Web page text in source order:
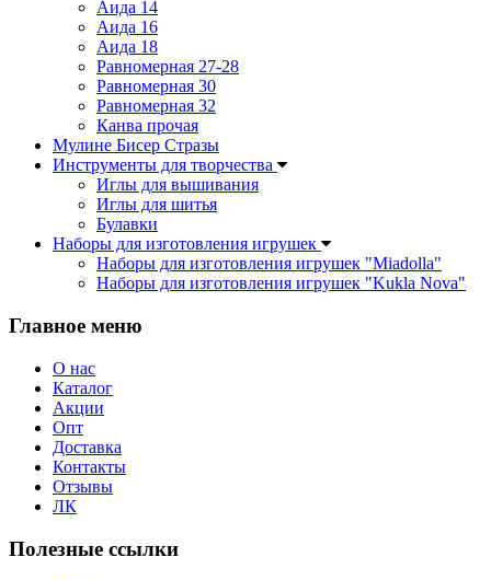
Аида 14
Аида 16
Аида 18
Равномерная 27-28
Равномерная 30
Равномерная 32
Канва прочая
Мулине Бисер Стразы
Инструменты для творчества
Иглы для вышивания
Иглы для шитья
Булавки
Наборы для изготовления игрушек
Наборы для изготовления игрушек "Miadolla"
Наборы для изготовления игрушек "Kukla Nova"
Главное меню
О нас
Каталог
Акции
Опт
Доставка
Контакты
Отзывы
ЛК
Полезные ссылки